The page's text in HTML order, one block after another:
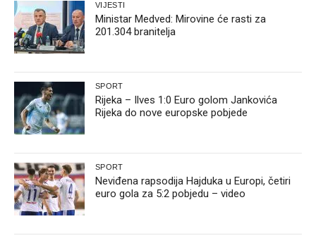
VIJESTI
Ministar Medved: Mirovine će rasti za
201.304 branitelja
SPORT
Rijeka – Ilves 1:0 Euro golom Jankovića
Rijeka do nove europske pobjede
SPORT
Neviđena rapsodija Hajduka u Europi, četiri
euro gola za 5:2 pobjedu – video